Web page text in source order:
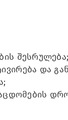
შესრულება;
და